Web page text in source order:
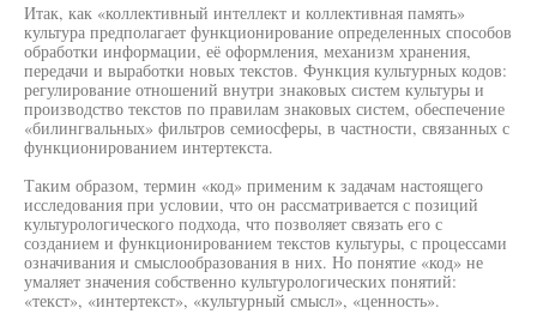
Итак, как «коллективный интеллект и коллективная память»
культура предполагает функционирование определенных способов
обработки информации, её оформления, механизм хранения,
передачи и выработки новых текстов. Функция культурных кодов:
регулирование отношений внутри знаковых систем культуры и
производство текстов по правилам знаковых систем, обеспечение
«билингвальных» фильтров семиосферы, в частности, связанных с
функционированием интертекста.
Таким образом, термин «код» применим к задачам настоящего
исследования при условии, что он рассматривается с позиций
культурологического подхода, что позволяет связать его с
созданием и функционированием текстов культуры, с процессами
означивания и смыслообразования в них. Но понятие «код» не
умаляет значения собственно культурологических понятий:
«текст», «интертекст», «культурный смысл», «ценность».